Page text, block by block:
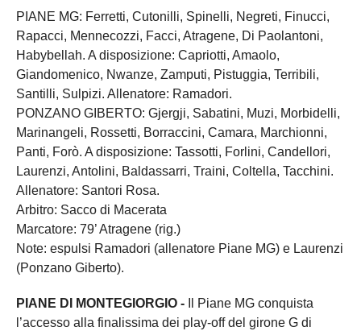
PIANE MG: Ferretti, Cutonilli, Spinelli, Negreti, Finucci,
Rapacci, Mennecozzi, Facci, Atragene, Di Paolantoni,
Habybellah. A disposizione: Capriotti, Amaolo,
Giandomenico, Nwanze, Zamputi, Pistuggia, Terribili,
Santilli, Sulpizi. Allenatore: Ramadori.
PONZANO GIBERTO: Gjergji, Sabatini, Muzi, Morbidelli,
Marinangeli, Rossetti, Borraccini, Camara, Marchionni,
Panti, Forò. A disposizione: Tassotti, Forlini, Candellori,
Laurenzi, Antolini, Baldassarri, Traini, Coltella, Tacchini.
Allenatore: Santori Rosa.
Arbitro: Sacco di Macerata
Marcatore: 79’ Atragene (rig.)
Note: espulsi Ramadori (allenatore Piane MG) e Laurenzi
(Ponzano Giberto).
PIANE DI MONTEGIORGIO - Il Piane MG conquista
l’accesso alla finalissima dei play-off del girone G di